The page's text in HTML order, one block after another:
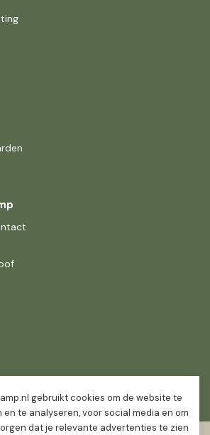
gebruikt cookies om de website te
te analyseren, voor social media en om
dat je relevante advertenties te zien